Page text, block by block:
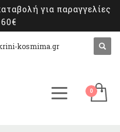
για παραγγελίες
kosmima.gr